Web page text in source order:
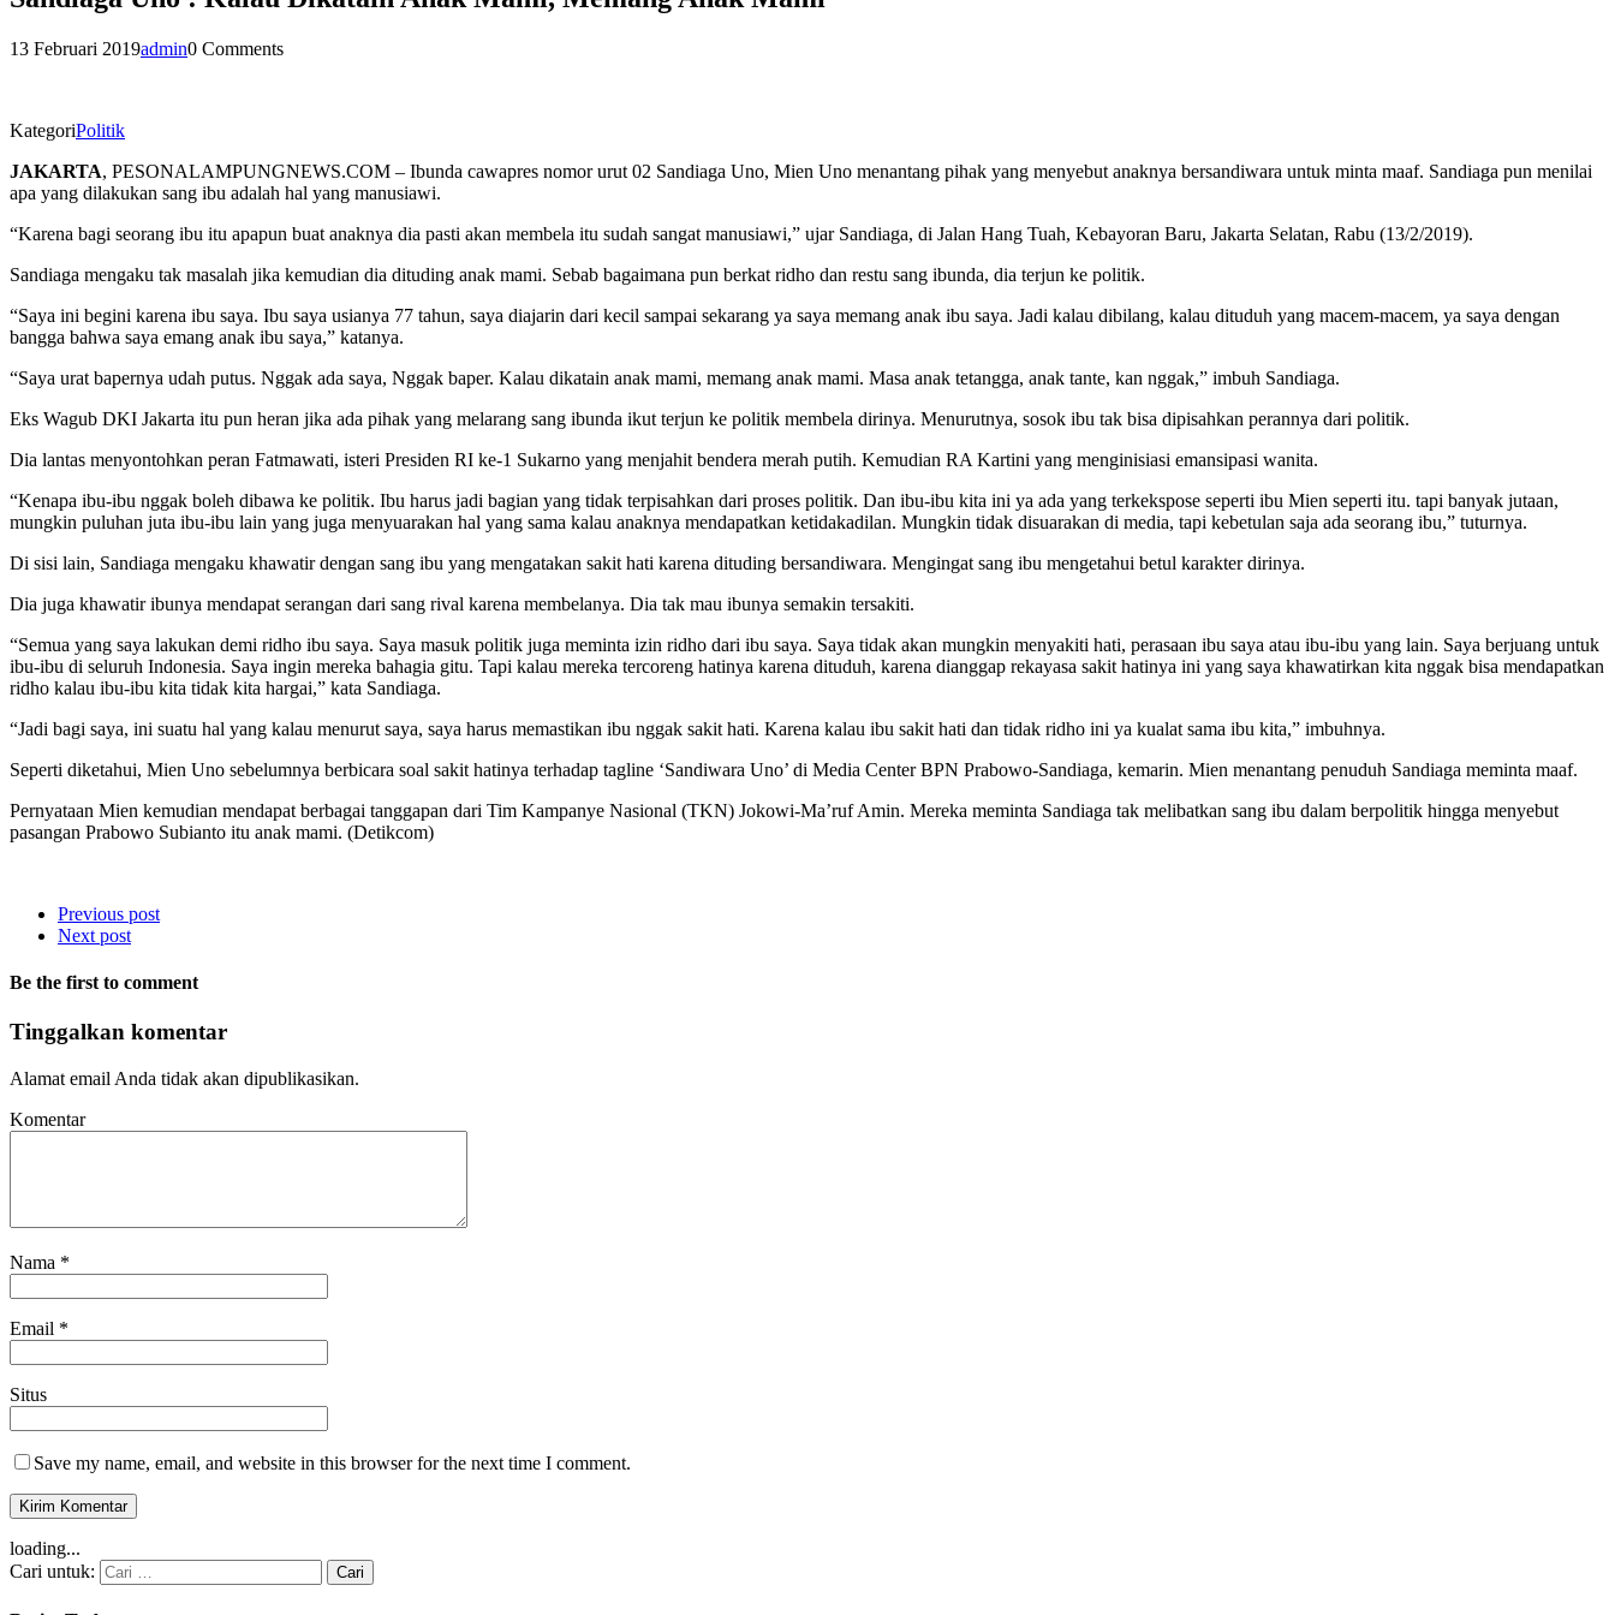
13 Februari 2019admin0 Comments
KategoriPolitik
JAKARTA, PESONALAMPUNGNEWS.COM – Ibunda cawapres nomor urut 02 Sandiaga Uno, Mien Uno menantang pihak yang menyebut anaknya bersandiwara untuk minta maaf. Sandiaga pun menilai
apa yang dilakukan sang ibu adalah hal yang manusiawi.
“Karena bagi seorang ibu itu apapun buat anaknya dia pasti akan membela itu sudah sangat manusiawi,” ujar Sandiaga, di Jalan Hang Tuah, Kebayoran Baru, Jakarta Selatan, Rabu (13/2/2019).
Sandiaga mengaku tak masalah jika kemudian dia dituding anak mami. Sebab bagaimana pun berkat ridho dan restu sang ibunda, dia terjun ke politik.
“Saya ini begini karena ibu saya. Ibu saya usianya 77 tahun, saya diajarin dari kecil sampai sekarang ya saya memang anak ibu saya. Jadi kalau dibilang, kalau dituduh yang macem-macem, ya saya dengan
bangga bahwa saya emang anak ibu saya,” katanya.
“Saya urat bapernya udah putus. Nggak ada saya, Nggak baper. Kalau dikatain anak mami, memang anak mami. Masa anak tetangga, anak tante, kan nggak,” imbuh Sandiaga.
Eks Wagub DKI Jakarta itu pun heran jika ada pihak yang melarang sang ibunda ikut terjun ke politik membela dirinya. Menurutnya, sosok ibu tak bisa dipisahkan perannya dari politik.
Dia lantas menyontohkan peran Fatmawati, isteri Presiden RI ke-1 Sukarno yang menjahit bendera merah putih. Kemudian RA Kartini yang menginisiasi emansipasi wanita.
“Kenapa ibu-ibu nggak boleh dibawa ke politik. Ibu harus jadi bagian yang tidak terpisahkan dari proses politik. Dan ibu-ibu kita ini ya ada yang terkekspose seperti ibu Mien seperti itu. tapi banyak jutaan,
mungkin puluhan juta ibu-ibu lain yang juga menyuarakan hal yang sama kalau anaknya mendapatkan ketidakadilan. Mungkin tidak disuarakan di media, tapi kebetulan saja ada seorang ibu,” tuturnya.
Di sisi lain, Sandiaga mengaku khawatir dengan sang ibu yang mengatakan sakit hati karena dituding bersandiwara. Mengingat sang ibu mengetahui betul karakter dirinya.
Dia juga khawatir ibunya mendapat serangan dari sang rival karena membelanya. Dia tak mau ibunya semakin tersakiti.
“Semua yang saya lakukan demi ridho ibu saya. Saya masuk politik juga meminta izin ridho dari ibu saya. Saya tidak akan mungkin menyakiti hati, perasaan ibu saya atau ibu-ibu yang lain. Saya berjuang untuk
ibu-ibu di seluruh Indonesia. Saya ingin mereka bahagia gitu. Tapi kalau mereka tercoreng hatinya karena dituduh, karena dianggap rekayasa sakit hatinya ini yang saya khawatirkan kita nggak bisa mendapatkan
ridho kalau ibu-ibu kita tidak kita hargai,” kata Sandiaga.
“Jadi bagi saya, ini suatu hal yang kalau menurut saya, saya harus memastikan ibu nggak sakit hati. Karena kalau ibu sakit hati dan tidak ridho ini ya kualat sama ibu kita,” imbuhnya.
Seperti diketahui, Mien Uno sebelumnya berbicara soal sakit hatinya terhadap tagline ‘Sandiwara Uno’ di Media Center BPN Prabowo-Sandiaga, kemarin. Mien menantang penuduh Sandiaga meminta maaf.
Pernyataan Mien kemudian mendapat berbagai tanggapan dari Tim Kampanye Nasional (TKN) Jokowi-Ma’ruf Amin. Mereka meminta Sandiaga tak melibatkan sang ibu dalam berpolitik hingga menyebut
pasangan Prabowo Subianto itu anak mami. (Detikcom)
Previous post
Next post
Be the first to comment
Tinggalkan komentar
Alamat email Anda tidak akan dipublikasikan.
Komentar
Nama *
Email *
Situs
Save my name, email, and website in this browser for the next time I comment.
loading...
Cari untuk: